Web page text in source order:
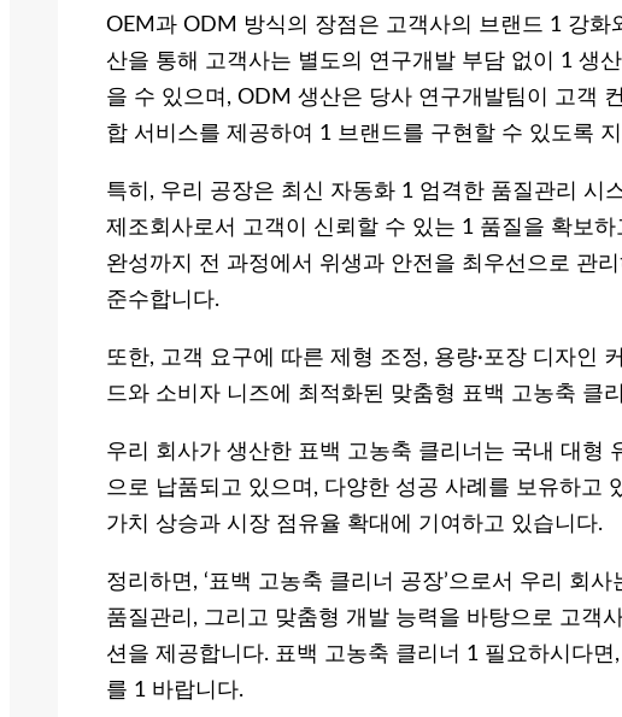
OEM과 ODM 방식의 장점은 고객사의 브랜드 1 강화
산을 통해 고객사는 별도의 연구개발 부담 없이 1 생
을 수 있으며, ODM 생산은 당사 연구개발팀이 고객
합 서비스를 제공하여 1 브랜드를 구현할 수 있도록
특히, 우리 공장은 최신 자동화 1 엄격한 품질관리 시
제조회사로서 고객이 신뢰할 수 있는 1 품질을 확보
완성까지 전 과정에서 위생과 안전을 최우선으로 관
준수합니다.
또한, 고객 요구에 따른 제형 조정, 용량·포장 디자인
드와 소비자 니즈에 최적화된 맞춤형 표백 고농축 클
우리 회사가 생산한 표백 고농축 클리너는 국내 대형
으로 납품되고 있으며, 다양한 성공 사례를 보유하고
가치 상승과 시장 점유율 확대에 기여하고 있습니다.
정리하면, ‘표백 고농축 클리너 공장’으로서 우리 회
품질관리, 그리고 맞춤형 개발 능력을 바탕으로 고객
션을 제공합니다. 표백 고농축 클리너 1 필요하시다
를 1 바랍니다.